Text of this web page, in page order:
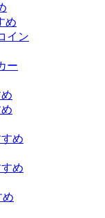
め
イン
ー
め
め
め